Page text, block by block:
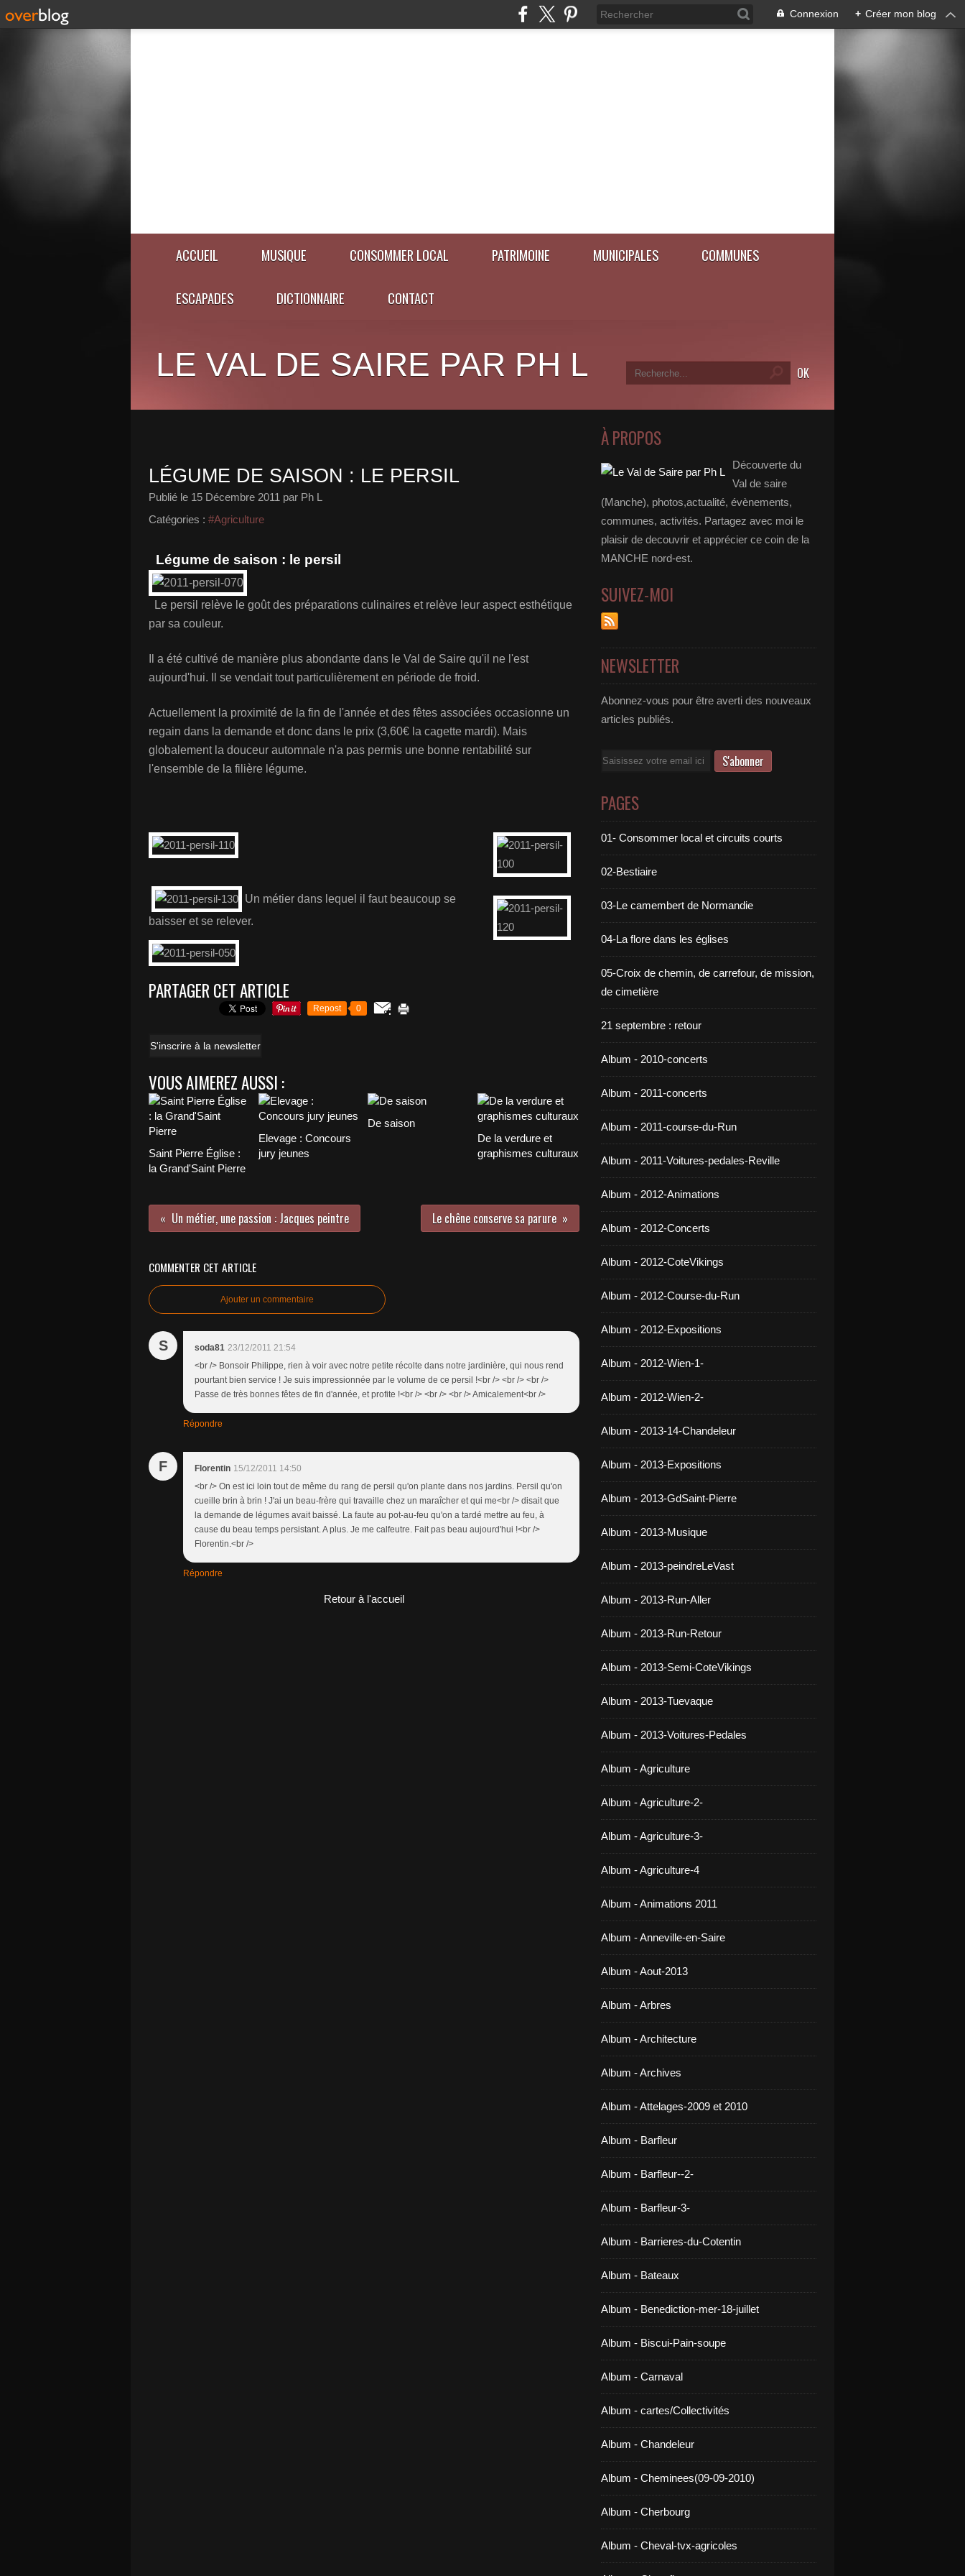
Connexion + Créer mon blog
ACCUEIL MUSIQUE CONSOMMER LOCAL PATRIMOINE MUNICIPALES COMMUNES
ESCAPADES DICTIONNAIRE CONTACT
LE VAL DE SAIRE PAR PH L
LÉGUME DE SAISON : LE PERSIL
Publié le 15 Décembre 2011 par Ph L
Catégories : #Agriculture
Légume de saison : le persil
Le persil relève le goût des préparations culinaires et relève leur aspect esthétique
par sa couleur.
Il a été cultivé de manière plus abondante dans le Val de Saire qu'il ne l'est
aujourd'hui. Il se vendait tout particulièrement en période de froid.
Actuellement la proximité de la fin de l'année et des fêtes associées occasionne un
regain dans la demande et donc dans le prix (3,60€ la cagette mardi). Mais
globalement la douceur automnale n'a pas permis une bonne rentabilité sur
l'ensemble de la filière légume.
Un métier dans lequel il faut beaucoup se
baisser et se relever.
PARTAGER CET ARTICLE
Repost 0
S'inscrire à la newsletter
VOUS AIMEREZ AUSSI :
Saint Pierre Église :
la Grand'Saint Pierre
Elevage : Concours
jury jeunes
De saison
De la verdure et
graphismes culturaux
Un métier, une passion : Jacques peintre Le chêne conserve sa parure
COMMENTER CET ARTICLE
Ajouter un commentaire
S soda81 23/12/2011 21:54
<br /> Bonsoir Philippe, rien à voir avec notre petite récolte dans notre jardinière, qui nous rend
pourtant bien service ! Je suis impressionnée par le volume de ce persil !<br /> <br /> <br />
Passe de très bonnes fêtes de fin d'année, et profite !<br /> <br /> <br /> Amicalement<br />
Répondre
F Florentin 15/12/2011 14:50
<br /> On est ici loin tout de même du rang de persil qu'on plante dans nos jardins. Persil qu'on
cueille brin à brin ! J'ai un beau-frère qui travaille chez un maraîcher et qui me<br /> disait que
la demande de légumes avait baissé. La faute au pot-au-feu qu'on a tardé mettre au feu, à
cause du beau temps persistant. A plus. Je me calfeutre. Fait pas beau aujourd'hui !<br />
Florentin.<br />
Répondre
Retour à l'accueil
À PROPOS
Découverte du
Val de saire
(Manche), photos,actualité, évènements,
communes, activités. Partagez avec moi le
plaisir de decouvrir et apprécier ce coin de la
MANCHE nord-est.
SUIVEZ-MOI
NEWSLETTER
Abonnez-vous pour être averti des nouveaux
articles publiés.
Email
PAGES
01- Consommer local et circuits courts
02-Bestiaire
03-Le camembert de Normandie
04-La flore dans les églises
05-Croix de chemin, de carrefour, de mission,
de cimetière
21 septembre : retour
Album - 2010-concerts
Album - 2011-concerts
Album - 2011-course-du-Run
Album - 2011-Voitures-pedales-Reville
Album - 2012-Animations
Album - 2012-Concerts
Album - 2012-CoteVikings
Album - 2012-Course-du-Run
Album - 2012-Expositions
Album - 2012-Wien-1-
Album - 2012-Wien-2-
Album - 2013-14-Chandeleur
Album - 2013-Expositions
Album - 2013-GdSaint-Pierre
Album - 2013-Musique
Album - 2013-peindreLeVast
Album - 2013-Run-Aller
Album - 2013-Run-Retour
Album - 2013-Semi-CoteVikings
Album - 2013-Tuevaque
Album - 2013-Voitures-Pedales
Album - Agriculture
Album - Agriculture-2-
Album - Agriculture-3-
Album - Agriculture-4
Album - Animations 2011
Album - Anneville-en-Saire
Album - Aout-2013
Album - Arbres
Album - Architecture
Album - Archives
Album - Attelages-2009 et 2010
Album - Barfleur
Album - Barfleur--2-
Album - Barfleur-3-
Album - Barrieres-du-Cotentin
Album - Bateaux
Album - Benediction-mer-18-juillet
Album - Biscui-Pain-soupe
Album - Carnaval
Album - cartes/Collectivités
Album - Chandeleur
Album - Cheminees(09-09-2010)
Album - Cherbourg
Album - Cheval-tvx-agricoles